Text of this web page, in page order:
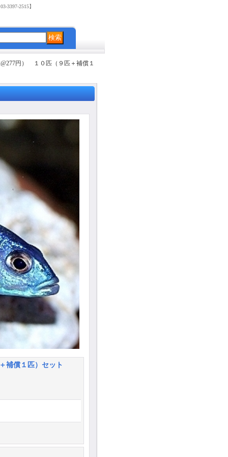
2515】
円） １０匹（９匹＋補償１
補償１匹）セット